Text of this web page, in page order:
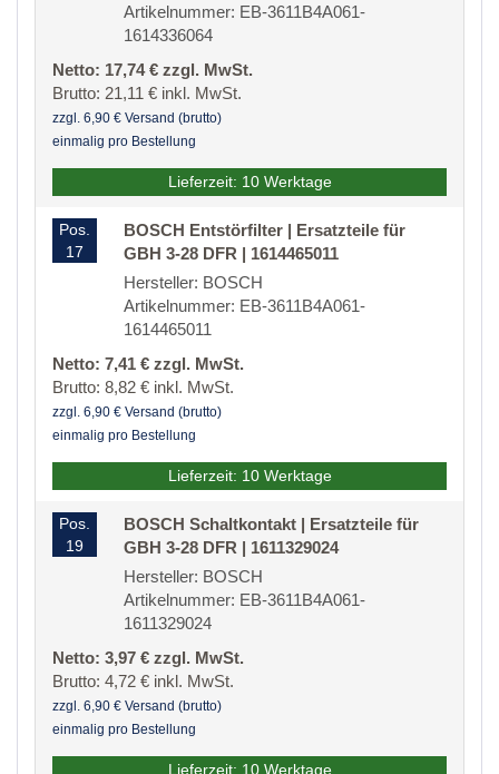
Artikelnummer: EB-3611B4A061-
1614336064
Netto: 17,74 € zzgl. MwSt.
Brutto: 21,11 € inkl. MwSt.
zzgl. 6,90 € Versand (brutto)
einmalig pro Bestellung
Lieferzeit: 10 Werktage
Pos.
17
BOSCH Entstörfilter | Ersatzteile für
GBH 3-28 DFR | 1614465011
Hersteller: BOSCH
Artikelnummer: EB-3611B4A061-
1614465011
Netto: 7,41 € zzgl. MwSt.
Brutto: 8,82 € inkl. MwSt.
zzgl. 6,90 € Versand (brutto)
einmalig pro Bestellung
Lieferzeit: 10 Werktage
Pos.
19
BOSCH Schaltkontakt | Ersatzteile für
GBH 3-28 DFR | 1611329024
Hersteller: BOSCH
Artikelnummer: EB-3611B4A061-
1611329024
Netto: 3,97 € zzgl. MwSt.
Brutto: 4,72 € inkl. MwSt.
zzgl. 6,90 € Versand (brutto)
einmalig pro Bestellung
Lieferzeit: 10 Werktage